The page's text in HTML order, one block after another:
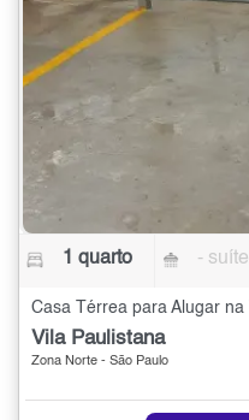
1 quarto - suíte
Vila Paulistana
Zona Norte - São Paulo